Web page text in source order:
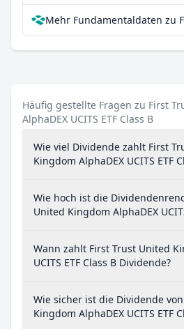
Häufig gestellte Fragen zu First
AlphaDEX UCITS ETF Class B
Wie viel Dividende zahlt First
Kingdom AlphaDEX UCITS ETF
Wie hoch ist die
United Kingdom AlphaDEX
Wann zahlt First Trust United
UCITS ETF Class B Dividende?
Wie sicher ist die Dividende
Kingdom AlphaDEX UCITS ETF